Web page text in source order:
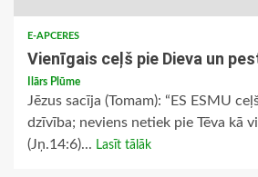
E-APCERES
Vienīgais ceļš pie Dieva un
Ilārs Plūme
Jēzus sacīja (Tomam): “ES ESMU
dzīvība; neviens netiek pie Tēva kā
(Jņ.14:6)... Lasīt tālāk